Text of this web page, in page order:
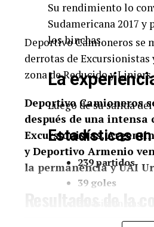
Su rendimiento lo
Sudamericana 2017
los hinchas.
La
Luego de su salida
Estadísticas
239 partidos
39 goles
Deportivo Camioneros se
derrotas de
zona de Reducido y
Deportivo Camioneros
después de una
Excursionistas,
y Deportivo Armenio
la permanencia y UAI